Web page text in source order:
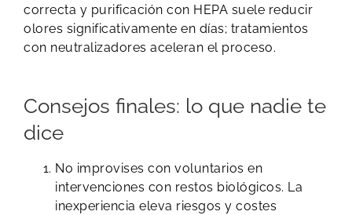
correcta y purificación con HEPA suele reducir
olores significativamente en días; tratamientos
con neutralizadores aceleran el proceso.
Consejos finales: lo que nadie te
dice
No improvises con voluntarios en
intervenciones con restos biológicos. La
inexperiencia eleva riesgos y costes